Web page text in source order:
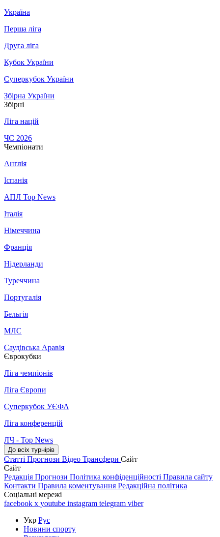
Україна
Перша ліга
Друга ліга
Кубок України
Суперкубок України
Збірна України
Збірні
Ліга націй
ЧС 2026
Чемпіонати
Англія
Іспанія
АПЛ Top News
Італія
Німеччина
Франція
Нідерланди
Туреччина
Португалія
Бельгія
МЛС
Саудівська Аравія
Єврокубки
Ліга чемпіонів
Ліга Європи
Суперкубок УЄФА
Ліга конференцій
ЛЧ - Top News
До всіх турнірів
Статті Прогнози Відео Трансфери Сайт
Сайт
Редакція Прогнози Політика конфіденційності Правила сайту
Контакти Правила коментування Редакційна політика
Соціальні мережі
facebook x youtube instagram telegram viber
Укр Рус
Новини спорту